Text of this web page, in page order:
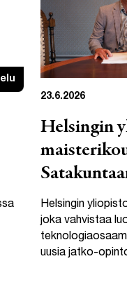
23.6.2026
Helsingin
Helsingin
joka vahvistaa
uusia jatko-